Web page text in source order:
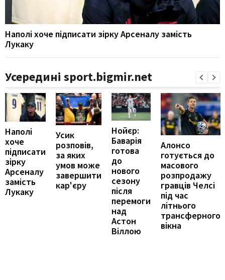
Наполі хоче підписати зірку Арсеналу замість
Лукаку
Усередині sport.bigmir.net
Наполі
хоче
підписати
зірку
Арсеналу
замість
Лукаку
Усик
розповів,
за яких
умов може
завершити
кар'єру
Нойєр:
Баварія
готова
до
нового
сезону
після
перемоги
над
Астон
Віллою
Алонсо
готується до
масового
розпродажу
гравців Челсі
під час
літнього
трансферного
вікна